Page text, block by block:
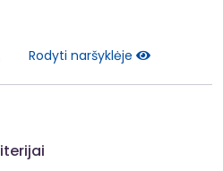
Rodyti naršyklėje